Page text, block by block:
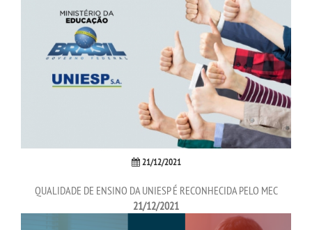
BACHARELADOS
LICENCIATURAS
TECNOLÓGICOS
21/12/2021
QUALIDADE DE ENSINO DA UNIESP É RECONHECIDA PELO MEC
21/12/2021